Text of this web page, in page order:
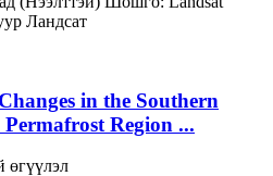
Ландсат
in the Southern
Region ...